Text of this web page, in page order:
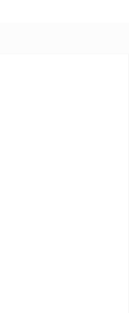
z 5 hviezdičiek.
5 hviezdičiek.
z 5 hviezdičiek.
5 hviezdičiek.